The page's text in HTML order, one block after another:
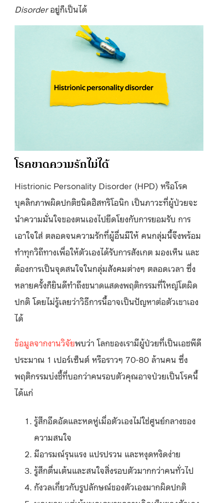
Disorderอยู่ก็เป็นได้
โรคขาดความรักไม่ได้
Histrionic Personality Disorder (HPD) หรือโรค
บุคลิกภาพผิดปกติชนิดฮิสทริโอนิก เป็นภาวะที่ผู้ป่วยจะ
นำความมั่นใจของตนเองไปยึดโยงกับการยอมรับ การ
เอาใจใส่ ตลอดจนความรักที่ผู้อื่นมีให้ คนกลุ่มนี้จึงพร้อม
ทำทุกวิถีทางเพื่อให้ตัวเองได้รับการสังเกต มองเห็น และ
ต้องการเป็นจุดสนใจในกลุ่มสังคมต่างๆ ตลอดเวลา ซึ่ง
หลายครั้งก็ยินดีทำถึงขนาดแสดงพฤติกรรมที่ใหญ่โตผิด
ปกติ โดยไม่รู้เลยว่าวิธีการนี้อาจเป็นปัญหาต่อตัวเขาเอง
ได้
ข้อมูลจากงานวิจัยพบว่า โลกของเรามีผู้ป่วยที่เป็นเอชพีดี
ประมาณ 1 เปอร์เซ็นต์ หรือราวๆ 70-80 ล้านคน ซึ่ง
พฤติกรรมบ่งชี้ที่บอกว่าคนรอบตัวคุณอาจป่วยเป็นโรคนี้
ได้แก่
รู้สึกอึดอัดและหดหู่เมื่อตัวเองไม่ใช่ศูนย์กลางของ
ความสนใจ
มีอารมณ์รุนแรง แปรปรวน และหงุดหงิดง่าย
รู้สึกตื่นเต้นและสนใจสิ่งรอบตัวมากกว่าคนทั่วไป
กังวลเกี่ยวกับรูปลักษณ์ของตัวเองมากผิดปกติ